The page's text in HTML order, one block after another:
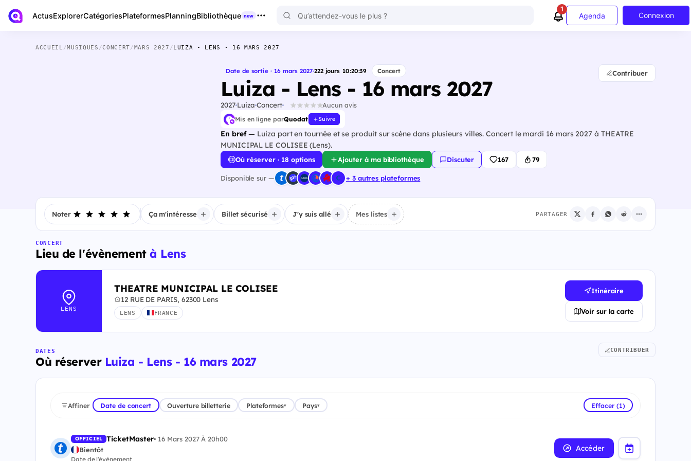
ActusExplorerCatégoriesPlateformesPlanningBibliothèque new
1
Agenda Connexion
ACCUEIL /MUSIQUES /CONCERT/MARS 2027 /LUIZA - LENS - 16 MARS 2027
Date de sortie · 16 mars 2027·222jours 10:20:38 Concert
Luiza - Lens - 16 mars 2027
2027LuizaConcert Aucun avis
Mis en ligne parQuodat Suivre
En bref — Luiza part en tournée et se produit sur scène dans plusieurs villes. Concert le mardi 16 mars 2027 à THEATRE
MUNICIPAL LE COLISEE (Lens).
Contribuer
Où réserver · 18 options Ajouter à ma bibliothèque Discuter 167 79
Disponible sur — + 3 autres plateformes
Noter Ça m'intéresse Billet sécurisé J'y suis allé Mes listes PARTAGER
CONCERT
Lieu de l'évènementà Lens
LENS
THEATRE MUNICIPAL LE COLISEE
12 RUE DE PARIS, 62300 Lens
LENS FRANCE
Itinéraire
Voir sur la carte
DATES
Où réserver Luiza - Lens - 16 mars 2027
CONTRIBUER
Affiner Date de concert Ouverture billetterie Plateformes▾ Pays▾ Effacer (1)
OFFICIEL TicketMaster• 16 Mars 2027 À 20h00
Bientôt
Date de l'évènement
Accéder